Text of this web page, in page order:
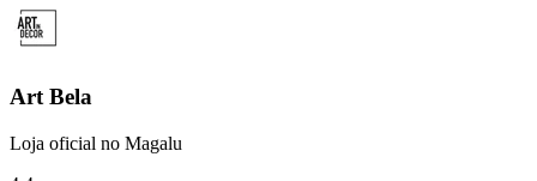
Art Bela
Loja oficial no Magalu